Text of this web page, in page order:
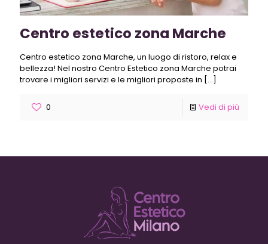
Centro estetico zona Marche
Centro estetico zona Marche, un luogo di ristoro, relax e
bellezza! Nel nostro Centro Estetico zona Marche potrai
trovare i migliori servizi e le migliori proposte in […]
0 Vedi di più